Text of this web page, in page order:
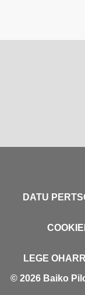
DATU
LEGE
© 2026 Baiko